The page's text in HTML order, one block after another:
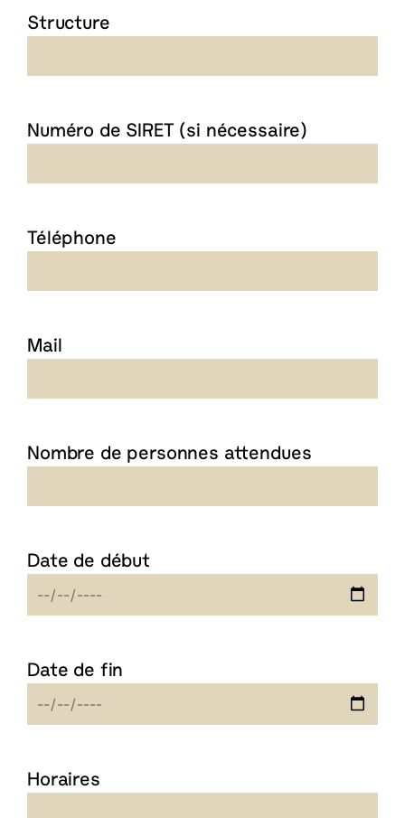
Structure
Numéro de SIRET (si nécessaire)
Téléphone
Mail
Nombre de personnes attendues
Date de début
Date de fin
Horaires